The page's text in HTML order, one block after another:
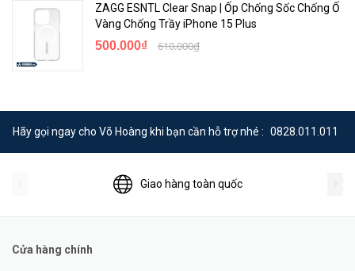
ZAGG ESNTL Clear Snap | Ốp Chống Sốc Chống Ố
Vàng Chống Trầy iPhone 15 Plus
500.000₫ 610.000₫
Hãy gọi ngay cho Võ Hoàng khi bạn cần hỗ trợ nhé : 0828.011.011
Giao hàng toàn quốc
Cửa hàng chính